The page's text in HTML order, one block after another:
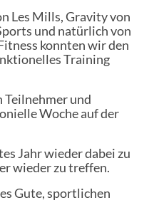
Les Mills, Gravity von
und natürlich von
konnten wir den
Training
Teilnehmer und
Woche auf der
Jahr wieder dabei zu
wieder zu treffen.
Gute, sportlichen